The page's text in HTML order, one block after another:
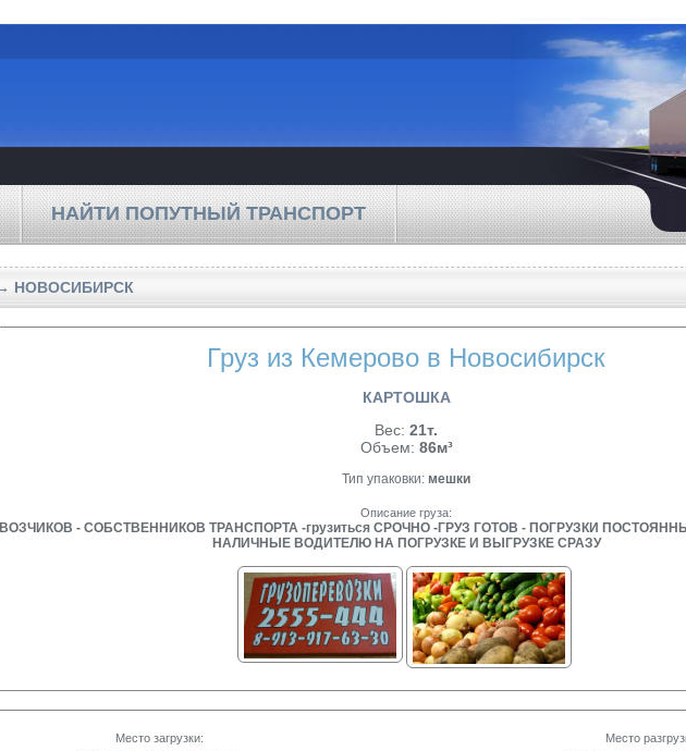
НАЙТИ ПОПУТНЫЙ ТРАНСПОРТ
НОВОСИБИРСК
Груз из Кемерово в Новосибирск
КАРТОШКА
Вес: 21т.
Объем: 86м³
Тип упаковки: мешки
Описание груза:
- СОБСТВЕННИКОВ ТРАНСПОРТА -грузиться СРОЧНО -ГРУЗ ГОТОВ - ПОГРУЗКИ
НАЛИЧНЫЕ ВОДИТЕЛЮ НА ПОГРУЗКЕ И ВЫГРУЗКЕ СРАЗУ
Место загрузки:
Место